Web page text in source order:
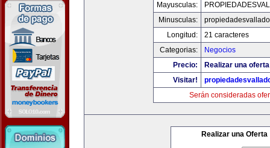
Mayusculas:
Minusculas:
Longitud:
21 caracteres
Categorias:
Negocios
Precio:
Realizar una
Visitar!
Serán consideradas
Realizar una Oferta